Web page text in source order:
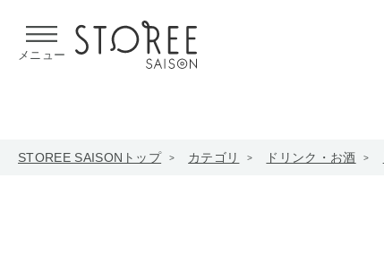
メニュー
STOREE SAISONトップ カテゴリ ドリンク・お酒